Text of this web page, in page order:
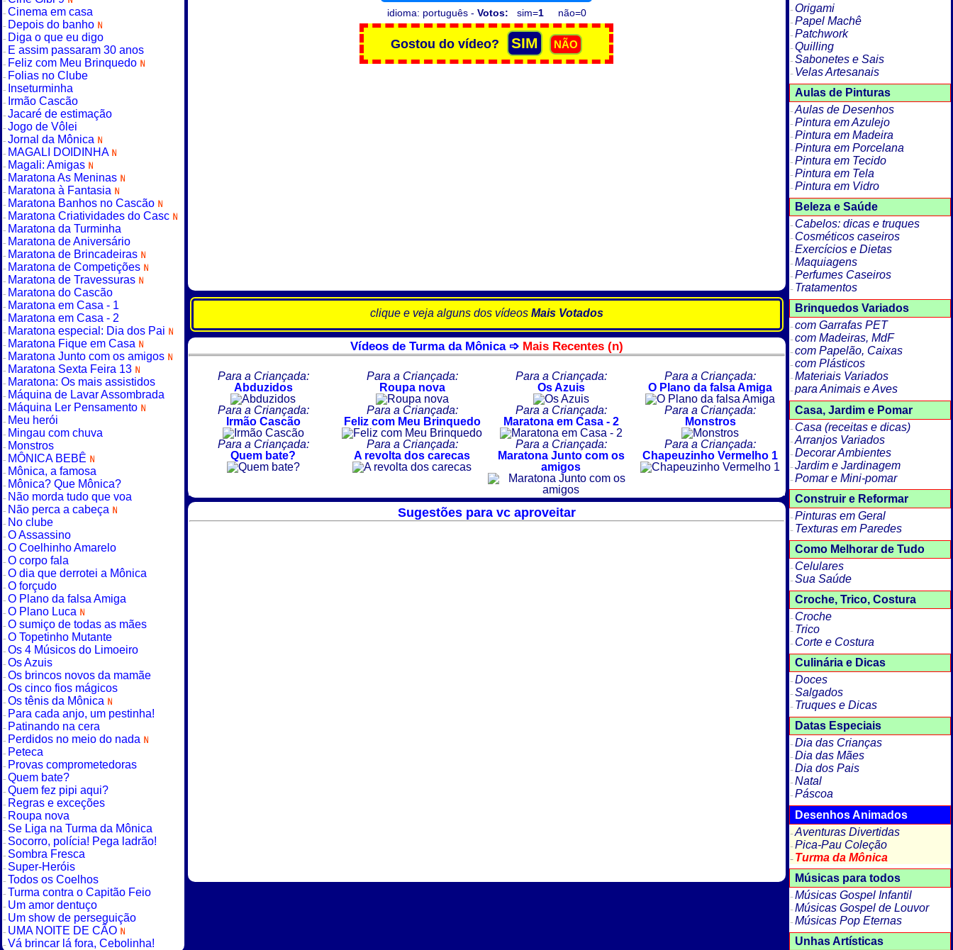
Cinema em casa
Depois do banho
Diga o que eu digo
E assim passaram 30 anos
Feliz com Meu Brinquedo
Folias no Clube
Inseturminha
Irmão Cascão
Jacaré de estimação
Jogo de Vôlei
Jornal da Mônica
MAGALI DOIDINHA
Magali: Amigas
Maratona As Meninas
Maratona à Fantasia
Maratona Banhos no Cascão
Maratona Criatividades do Casc
Maratona da Turminha
Maratona de Aniversário
Maratona de Brincadeiras
Maratona de Competições
Maratona de Travessuras
Maratona do Cascão
Maratona em Casa - 1
Maratona em Casa - 2
Maratona especial: Dia dos Pai
Maratona Fique em Casa
Maratona Junto com os amigos
Maratona Sexta Feira 13
Maratona: Os mais assistidos
Máquina de Lavar Assombrada
Máquina Ler Pensamento
Meu herói
Mingau com chuva
Monstros
MÔNICA BEBÊ
Mônica, a famosa
Mônica? Que Mônica?
Não morda tudo que voa
Não perca a cabeça
No clube
O Assassino
O Coelhinho Amarelo
O corpo fala
O dia que derrotei a Mônica
O forçudo
O Plano da falsa Amiga
O Plano Luca
O sumiço de todas as mães
O Topetinho Mutante
Os 4 Músicos do Limoeiro
Os Azuis
Os brincos novos da mamãe
Os cinco fios mágicos
Os tênis da Mônica
Para cada anjo, um pestinha!
Patinando na cera
Perdidos no meio do nada
Peteca
Provas comprometedoras
Quem bate?
Quem fez pipi aqui?
Regras e exceções
Roupa nova
Se Liga na Turma da Mônica
Socorro, polícia! Pega ladrão!
Sombra Fresca
Super-Heróis
Todos os Coelhos
Turma contra o Capitão Feio
Um amor dentuço
Um show de perseguição
UMA NOITE DE CÃO
Vá brincar lá fora, Cebolinha!
idioma: português - Votos: sim=1não=0
clique e veja alguns dos vídeos Mais Votados
Vídeos de Turma da Mônica ➩ Mais Recentes (n)
Para a Criançada:
Abduzidos
Para a Criançada:
Roupa nova
Para a Criançada:
Os Azuis
Para a Criançada:
O Plano da falsa Amiga
Para a Criançada:
Irmão Cascão
Para a Criançada:
Feliz com Meu Brinquedo
Para a Criançada:
Maratona em Casa - 2
Para a Criançada:
Monstros
Para a Criançada:
Quem bate?
Para a Criançada:
A revolta dos carecas
Para a Criançada:
Maratona Junto com os
amigos
Para a Criançada:
Chapeuzinho Vermelho 1
Sugestões para vc aproveitar
Origami
Papel Machê
Patchwork
Quilling
Sabonetes e Sais
Velas Artesanais
Aulas de Pinturas
Aulas de Desenhos
Pintura em Azulejo
Pintura em Madeira
Pintura em Porcelana
Pintura em Tecido
Pintura em Tela
Pintura em Vidro
Beleza e Saúde
Cabelos: dicas e truques
Cosméticos caseiros
Exercícios e Dietas
Maquiagens
Perfumes Caseiros
Tratamentos
Brinquedos Variados
com Garrafas PET
com Madeiras, MdF
com Papelão, Caixas
com Plásticos
Materiais Variados
para Animais e Aves
Casa, Jardim e Pomar
Casa (receitas e dicas)
Arranjos Variados
Decorar Ambientes
Jardim e Jardinagem
Pomar e Mini-pomar
Construir e Reformar
Pinturas em Geral
Texturas em Paredes
Como Melhorar de Tudo
Celulares
Sua Saúde
Croche, Trico, Costura
Croche
Trico
Corte e Costura
Culinária e Dicas
Doces
Salgados
Truques e Dicas
Datas Especiais
Dia das Crianças
Dia das Mães
Dia dos Pais
Natal
Páscoa
Desenhos Animados
Aventuras Divertidas
Pica-Pau Coleção
Turma da Mônica
Músicas para todos
Músicas Gospel Infantil
Músicas Gospel de Louvor
Músicas Pop Eternas
Unhas Artísticas